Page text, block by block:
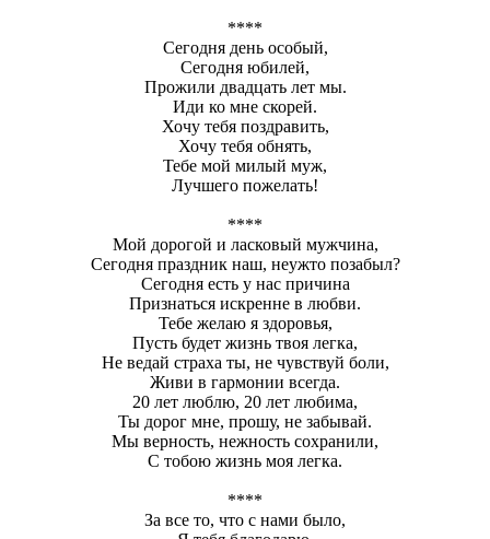
****
Сегодня день особый,
Сегодня юбилей,
Прожили двадцать лет мы.
Иди ко мне скорей.
Хочу тебя поздравить,
Хочу тебя обнять,
Тебе мой милый муж,
Лучшего пожелать!
****
Мой дорогой и ласковый мужчина,
Сегодня праздник наш, неужто позабыл?
Сегодня есть у нас причина
Признаться искренне в любви.
Тебе желаю я здоровья,
Пусть будет жизнь твоя легка,
Не ведай страха ты, не чувствуй боли,
Живи в гармонии всегда.
20 лет люблю, 20 лет любима,
Ты дорог мне, прошу, не забывай.
Мы верность, нежность сохранили,
С тобою жизнь моя легка.
****
За все то, что с нами было,